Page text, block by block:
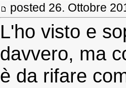
posted 26. Ottobre
L'ho visto e
davvero, ma
è da rifare